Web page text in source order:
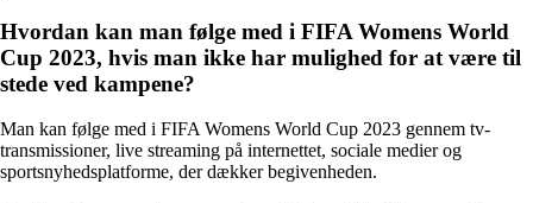
Hvordan kan man følge med i FIFA Womens World
Cup 2023, hvis man ikke har mulighed for at være til
stede ved kampene?
Man kan følge med i FIFA Womens World Cup 2023 gennem tv-
transmissioner, live streaming på internettet, sociale medier og
sportsnyhedsplatforme, der dækker begivenheden.